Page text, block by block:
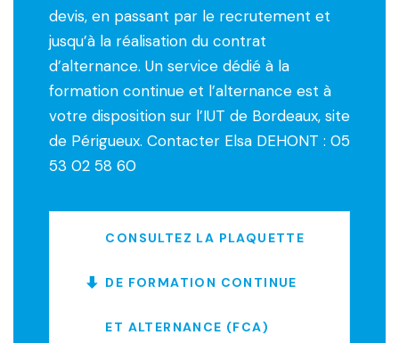
devis, en passant par le recrutement et
jusqu’à la réalisation du contrat
d’alternance. Un service dédié à la
formation continue et l’alternance est à
votre disposition sur l’IUT de Bordeaux, site
de Périgueux. Contacter Elsa DEHONT : 05
53 02 58 60
CONSULTEZ LA PLAQUETTE
DE FORMATION CONTINUE
ET ALTERNANCE (FCA)